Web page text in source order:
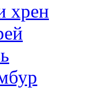
хрен